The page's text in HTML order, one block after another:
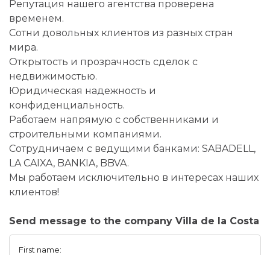
Репутация нашего агентства проверена
временем.
Сотни довольных клиентов из разных стран
мира.
Открытость и прозрачность сделок с
недвижимостью.
Юридическая надежность и
конфиденциальность.
Работаем напрямую с собственниками и
строительными компаниями.
Сотрудничаем с ведущими банками: SABADELL,
LA CAIXA, BANKIA, BBVA.
Мы работаем исключительно в интересах наших
клиентов!
Send message to the company Villa de la Costa
First name: